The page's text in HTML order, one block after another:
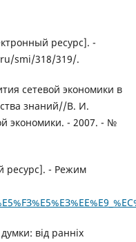
ресурс]. -
smi/318/319/.
сетевой экономики в
знаний//В. И.
экономики. - 2007. - №
ресурс]. - Режим
від ранніх